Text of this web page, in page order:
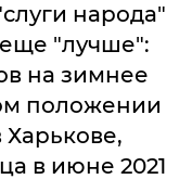
народа"
еще "лучше":
на зимнее
положении
Харькове,
в июне 2021